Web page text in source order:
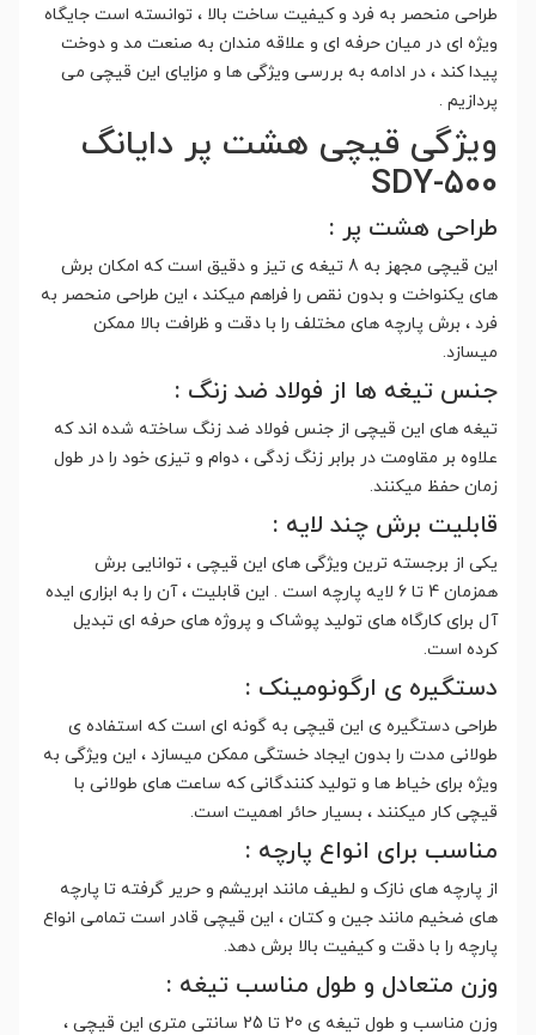
طراحی منحصر به فرد و کیفیت ساخت بالا ، توانسته است جایگاه
ویژه ای در میان حرفه ای و علاقه مندان به صنعت مد و دوخت
پیدا کند ، در ادامه به بررسی ویژگی ها و مزایای این قیچی می
پردازیم .
ویژگی قیچی هشت پر دایانگ
SDY-500
طراحی هشت پر :
این قیچی مجهز به 8 تیغه ی تیز و دقیق است که امکان برش
های یکنواخت و بدون نقص را فراهم میکند ، این طراحی منحصر به
فرد ، برش پارچه های مختلف را با دقت و ظرافت بالا ممکن
میسازد.
جنس تیغه ها از فولاد ضد زنگ :
تیغه های این قیچی از جنس فولاد ضد زنگ ساخته شده اند که
علاوه بر مقاومت در برابر زنگ زدگی ، دوام و تیزی خود را در طول
زمان حفظ میکنند.
قابلیت برش چند لایه :
یکی از برجسته ترین ویژگی های این قیچی ، توانایی برش
همزمان 4 تا 6 لایه پارچه است . این قابلیت ، آن را به ابزاری ایده
آل برای کارگاه های تولید پوشاک و پروژه های حرفه ای تبدیل
کرده است.
دستگیره ی ارگونومینک :
طراحی دستگیره ی این قیچی به گونه ای است که استفاده ی
طولانی مدت را بدون ایجاد خستگی ممکن میسازد ، این ویژگی به
ویژه برای خیاط ها و تولید کنندگانی که ساعت های طولانی با
قیچی کار میکنند ، بسیار حائر اهمیت است.
مناسب برای انواع پارچه :
از پارچه های نازک و لطیف مانند ابریشم و حریر گرفته تا پارچه
های ضخیم مانند جین و کتان ، این قیچی قادر است تمامی انواع
پارچه را با دقت و کیفیت بالا برش دهد.
وزن متعادل و طول مناسب تیغه :
وزن مناسب و طول تیغه ی 20 تا 25 سانتی متری این قیچی ،